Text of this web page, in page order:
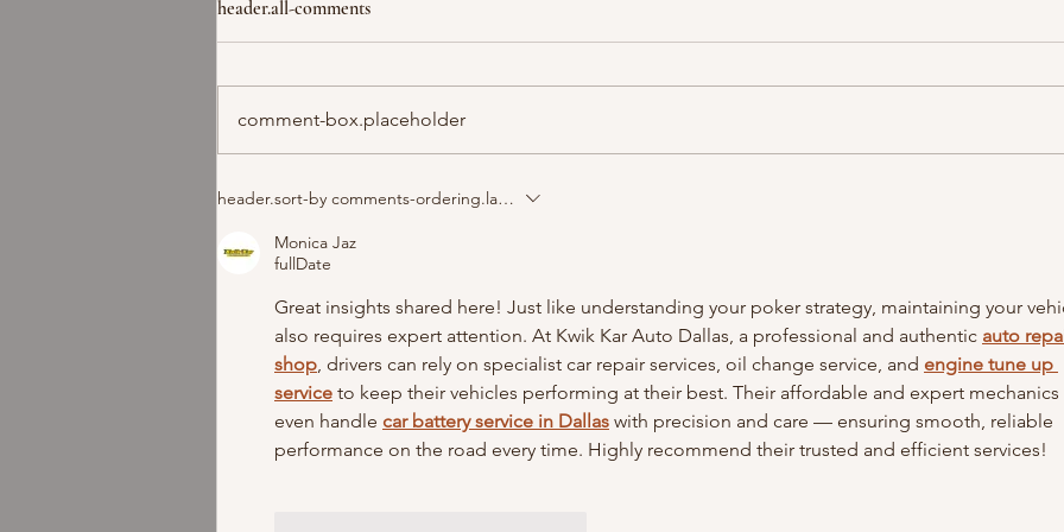
EXPLOREZ VOTRE
SCENARIO DE VIE EN
JOUANT AU POKER
(T.O.B.), versus Mintzberg.
header.all-comments
comment-box.placeholder
header.sort-by comments-ordering.latest-first
Monica Jaz
fullDate
Great insights shared here! Just like understanding your poker strategy, maintaining your
also requires expert attention. At Kwik Kar Auto Dallas, a professional and authentic auto
shop, drivers can rely on specialist car repair services, oil change service, and engine tune up
service to keep their vehicles performing at their best. Their affordable and expert mechanics
even handle car battery service in Dallas with precision and care — ensuring smooth, reliable
performance on the road every time. Highly recommend their trusted and efficient services!